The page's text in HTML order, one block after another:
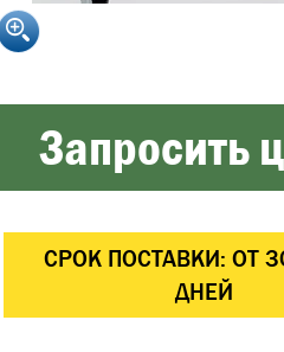
Запросить
CРОК ПОСТАВКИ: ОТ
ДНЕЙ